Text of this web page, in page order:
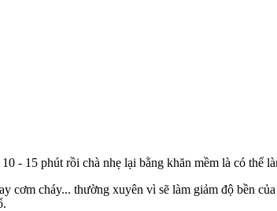
- 15 phút rồi chà nhẹ lại bằng khăn mềm là có thể
cơm cháy... thường xuyên vì sẽ làm giảm độ bền